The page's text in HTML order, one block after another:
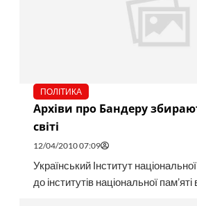
ПОЛІТИКА
Архіви про Бандеру
світі
12/04/2010 07:09
Український Інститут
до інститутів національної пам’яті